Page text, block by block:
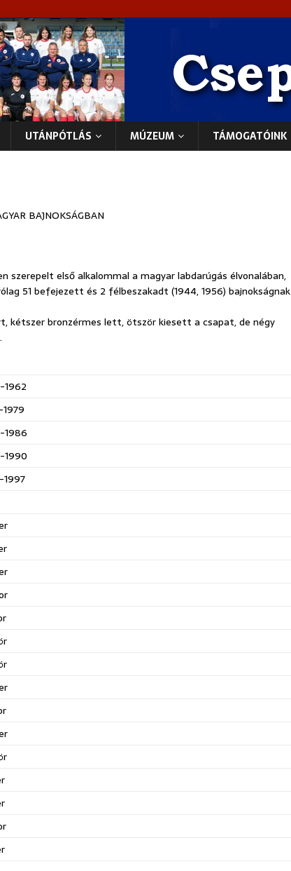
UTÁNPÓTLÁS MÚZEUM TÁMOGATÓINK
BAJNOKSÁGBAN
szerepelt első alkalommal a magyar labdarúgás élvonalában,
51 befejezett és 2 félbeszakadt (1944, 1956) bajnokságnak
kétszer bronzérmes lett, ötször kiesett a csapat, de négy
1962
1986
1990
1997